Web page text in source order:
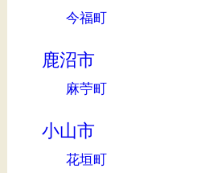
今福町
鹿沼市
麻苧町
小山市
花垣町